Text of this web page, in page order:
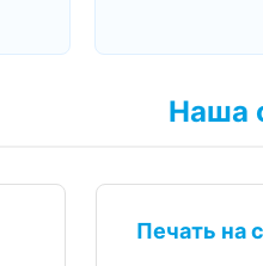
Наша
Печать на